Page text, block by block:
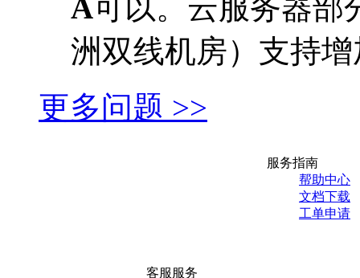
A可以。云服务器部
洲双线机房）支持
更多问题 >>
服务指南
帮助中心
文档下载
工单申请
客服服务